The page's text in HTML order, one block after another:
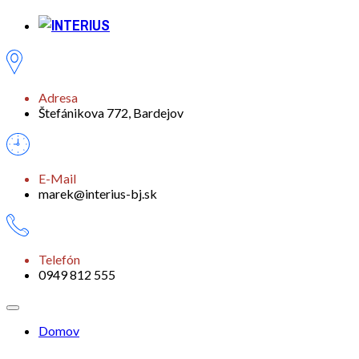
Adresa
Štefánikova 772, Bardejov
E-Mail
marek@interius-bj.sk
Telefón
0949 812 555
Domov